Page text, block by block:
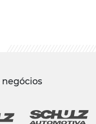
negócios